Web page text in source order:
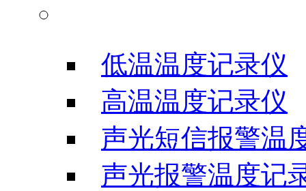
低温温度记录仪
高温温度记录仪
声光短信报警温
声光报警温度记